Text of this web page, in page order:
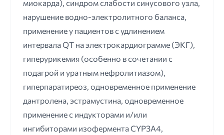
миокарда), синдром слабости синусового узла,
нарушение водно-электролитного баланса,
применение у пациентов с удлинением
интервала QТ на электрокардиограмме (ЭКГ),
гиперурикемия (особенно в сочетании с
подагрой и уратным нефролитиазом),
гиперпаратиреоз, одновременное применение
дантролена, эстрамустина, одновременное
применение с индукторами и/или
ингибиторами изофермента СYРЗА4,